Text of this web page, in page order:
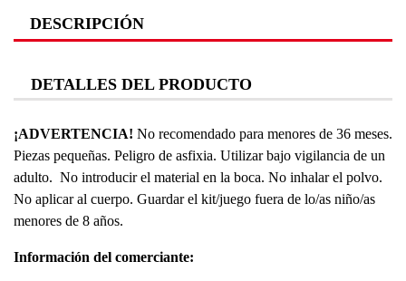
DESCRIPCIÓN
DETALLES DEL PRODUCTO
¡ADVERTENCIA! No recomendado para menores de 36 meses.
Piezas pequeñas. Peligro de asfixia. Utilizar bajo vigilancia de un
adulto. No introducir el material en la boca. No inhalar el polvo.
No aplicar al cuerpo. Guardar el kit/juego fuera de lo/as niño/as
menores de 8 años.
Información del comerciante: